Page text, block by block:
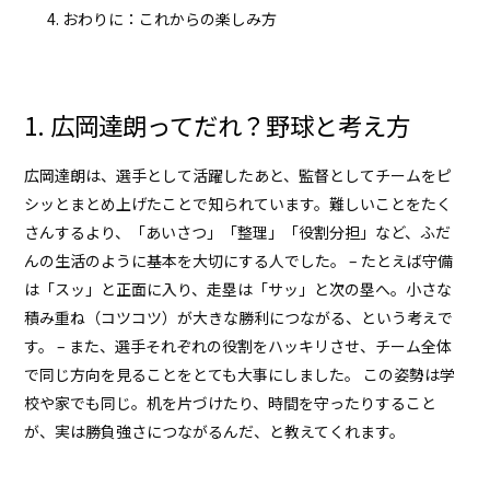
おわりに：これからの楽しみ方
1. 広岡達朗ってだれ？野球と考え方
広岡達朗は、選手として活躍したあと、監督としてチームをピ
シッとまとめ上げたことで知られています。難しいことをたく
さんするより、「あいさつ」「整理」「役割分担」など、ふだ
んの生活のように基本を大切にする人でした。 – たとえば守備
は「スッ」と正面に入り、走塁は「サッ」と次の塁へ。小さな
積み重ね（コツコツ）が大きな勝利につながる、という考えで
す。 – また、選手それぞれの役割をハッキリさせ、チーム全体
で同じ方向を見ることをとても大事にしました。 この姿勢は学
校や家でも同じ。机を片づけたり、時間を守ったりすること
が、実は勝負強さにつながるんだ、と教えてくれます。